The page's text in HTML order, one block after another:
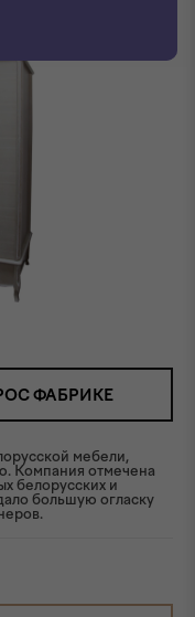
ФАБРИКЕ
мебели,
Компания отмечена
белорусских и
большую огласку